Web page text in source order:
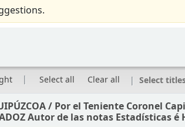
Select all Clear all Select
/ Por el Teniente Coronel
Autor de las notas Estadísticas